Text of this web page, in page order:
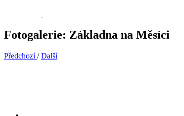
Fotogalerie: Základna na Měsíci
Předchozí / Další